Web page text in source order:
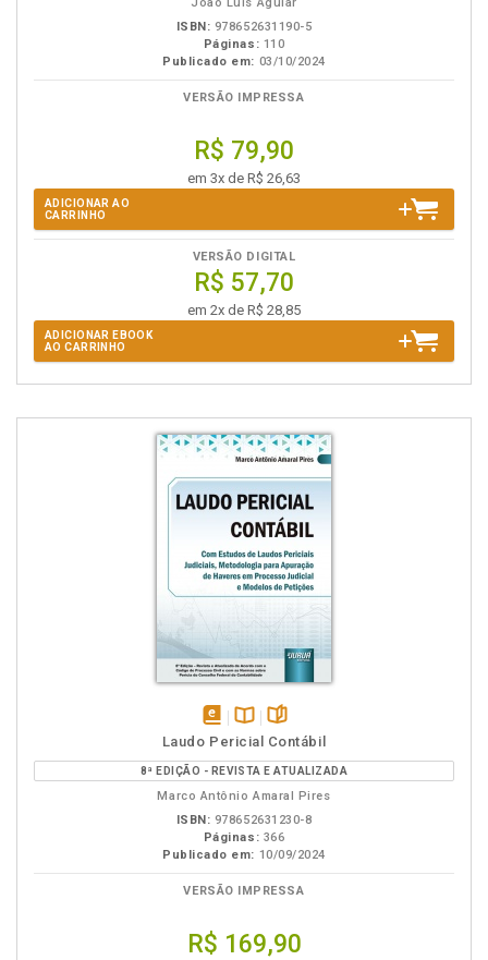
ISBN: 978652631190-5
Páginas: 110
Publicado em: 03/10/2024
VERSÃO IMPRESSA
R$ 79,90
em 3x de R$ 26,63
ADICIONAR AO
CARRINHO
VERSÃO DIGITAL
R$ 57,70
em 2x de R$ 28,85
ADICIONAR EBOOK
AO CARRINHO
disponível
em
eBook
Disponível
na
B.V.
páginas
Laudo Pericial Contábil
8ª EDIÇÃO - REVISTA E ATUALIZADA
Marco Antônio Amaral Pires
ISBN: 978652631230-8
Páginas: 366
Publicado em: 10/09/2024
VERSÃO IMPRESSA
R$ 169,90